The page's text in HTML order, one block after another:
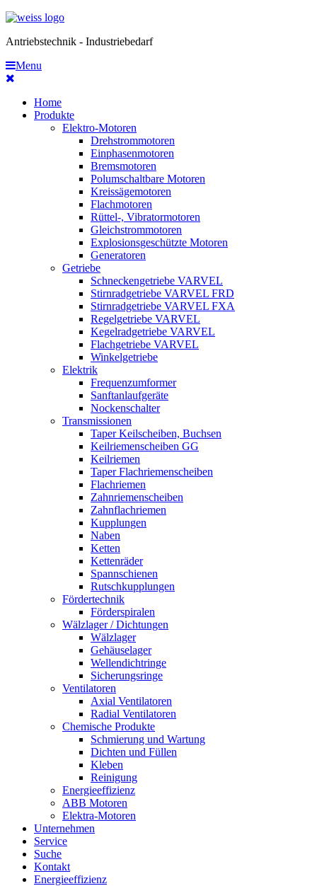
Antriebstechnik - Industriebedarf
Menu
Home
Produkte
Elektro-Motoren
Drehstrommotoren
Einphasenmotoren
Bremsmotoren
Polumschaltbare Motoren
Kreissägemotoren
Flachmotoren
Rüttel-, Vibratormotoren
Gleichstrommotoren
Explosionsgeschützte Motoren
Generatoren
Getriebe
Schneckengetriebe VARVEL
Stirnradgetriebe VARVEL FRD
Stirnradgetriebe VARVEL FXA
Regelgetriebe VARVEL
Kegelradgetriebe VARVEL
Flachgetriebe VARVEL
Winkelgetriebe
Elektrik
Frequenzumformer
Sanftanlaufgeräte
Nockenschalter
Transmissionen
Taper Keilscheiben, Buchsen
Keilriemenscheiben GG
Keilriemen
Taper Flachriemenscheiben
Flachriemen
Zahnriemenscheiben
Zahnflachriemen
Kupplungen
Naben
Ketten
Kettenräder
Spannschienen
Rutschkupplungen
Fördertechnik
Förderspiralen
Wälzlager / Dichtungen
Wälzlager
Gehäuselager
Wellendichtringe
Sicherungsringe
Ventilatoren
Axial Ventilatoren
Radial Ventilatoren
Chemische Produkte
Schmierung und Wartung
Dichten und Füllen
Kleben
Reinigung
Energieeffizienz
ABB Motoren
Elektra-Motoren
Unternehmen
Service
Suche
Kontakt
Energieeffizienz